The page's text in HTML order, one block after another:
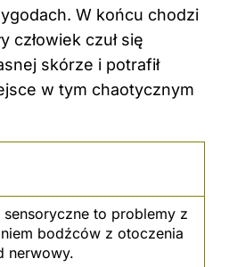
W końcu chodzi
człowiek czuł się
skórze i potrafił
w tym chaotycznym
sensoryczne to problemy z
bodźców z otoczenia
nerwowy.